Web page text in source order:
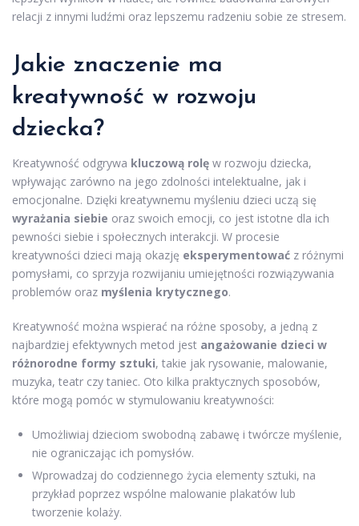
relacji z innymi ludźmi oraz lepszemu radzeniu sobie ze stresem.
Jakie znaczenie ma
kreatywność w rozwoju
dziecka?
Kreatywność odgrywa kluczową rolę w rozwoju dziecka,
wpływając zarówno na jego zdolności intelektualne, jak i
emocjonalne. Dzięki kreatywnemu myśleniu dzieci uczą się
wyrażania siebie oraz swoich emocji, co jest istotne dla ich
pewności siebie i społecznych interakcji. W procesie
kreatywności dzieci mają okazję eksperymentować z różnymi
pomysłami, co sprzyja rozwijaniu umiejętności rozwiązywania
problemów oraz myślenia krytycznego.
Kreatywność można wspierać na różne sposoby, a jedną z
najbardziej efektywnych metod jest angażowanie dzieci w
różnorodne formy sztuki, takie jak rysowanie, malowanie,
muzyka, teatr czy taniec. Oto kilka praktycznych sposobów,
które mogą pomóc w stymulowaniu kreatywności:
Umożliwiaj dzieciom swobodną zabawę i twórcze myślenie,
nie ograniczając ich pomysłów.
Wprowadzaj do codziennego życia elementy sztuki, na
przykład poprzez wspólne malowanie plakatów lub
tworzenie kolaży.